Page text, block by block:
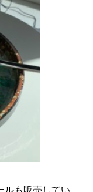
ルも販売してい